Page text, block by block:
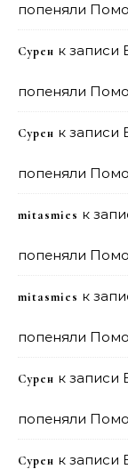
попеняли
Сурен к записи
попеняли
Сурен к записи
попеняли
mitasmies к
попеняли
mitasmies к
попеняли
Сурен к записи
попеняли
Сурен к записи